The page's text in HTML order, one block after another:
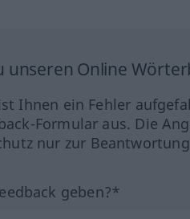
unseren Online
Ihnen ein Fehler
Formular aus. Die
nur zur
geben?*